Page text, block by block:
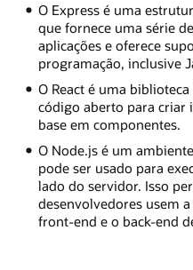
O Express é uma
que fornece uma série
aplicações e oferece
programação, inclusive
O React é uma
código aberto para criar
base em componentes.
O Node.js é um
pode ser usado para
lado do servidor. Isso
desenvolvedores usem
front-end e o back-end